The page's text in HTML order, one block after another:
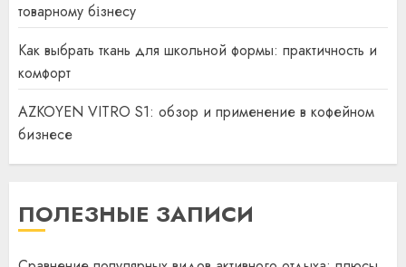
товарному бізнесу
Как выбрать ткань для школьной формы: практичность и
комфорт
AZKOYEN VITRO S1: обзор и применение в кофейном
бизнесе
ПОЛЕЗНЫЕ ЗАПИСИ